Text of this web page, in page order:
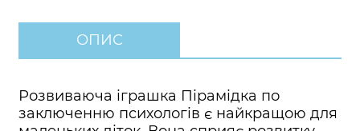
ОПИС
Розвиваюча іграшка Пірамідка по
заключенню психологів є найкращою для